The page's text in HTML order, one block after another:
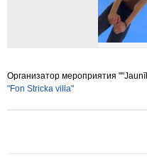
Организатор мероприятия
"Fon Stricka villa"